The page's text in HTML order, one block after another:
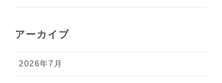
アーカイブ
2026年7月